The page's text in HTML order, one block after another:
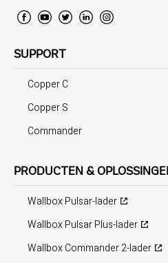
SUPPORT
Copper C
Copper S
Commander
PRODUCTEN &
Wallbox Pulsar-lader
Wallbox Pulsar Plus-lader
Wallbox Commander 2-lader